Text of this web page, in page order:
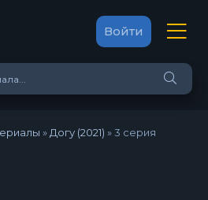
Войти
» Догу (2021) »3 серия